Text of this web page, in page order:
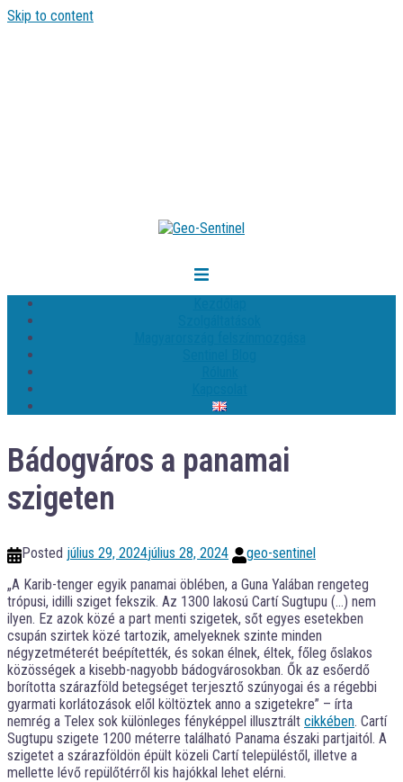
Skip to content
Bádogváros a panamai
szigeten
Posted július 29, 2024július 28, 2024
geo-sentinel
„A Karib-tenger egyik panamai öblében, a Guna Yalában rengeteg
trópusi, idilli sziget fekszik. Az 1300 lakosú Cartí Sugtupu (…) nem
ilyen. Ez azok közé a part menti szigetek, sőt egyes esetekben
csupán szirtek közé tartozik, amelyeknek szinte minden
négyzetméterét beépítették, és sokan élnek, éltek, főleg őslakos
közösségek a kisebb-nagyobb bádogvárosokban. Ők az esőerdő
borította szárazföld betegséget terjesztő szúnyogai és a régebbi
gyarmati korlátozások elől költöztek anno a szigetekre” – írta
nemrég a Telex sok különleges fényképpel illusztrált cikkében. Cartí
Sugtupu szigete 1200 méterre található Panama északi partjaitól. A
szigetet a szárazföldön épült közeli Cartí településtől, illetve a
mellette lévő repülőtérről kis hajókkal lehet elérni.